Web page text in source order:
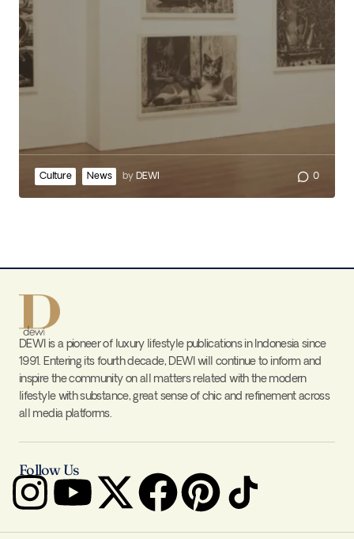
Culture News by DEWI 0
DEWI is a pioneer of luxury lifestyle publications in Indonesia since
1991. Entering its fourth decade, DEWI will continue to inform and
inspire the community on all matters related with the modern
lifestyle with substance, great sense of chic and refinement across
all media platforms.
Follow Us